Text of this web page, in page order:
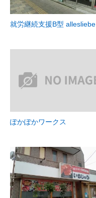
就労継続支援B型 allesliebe
ぽかぽかワークス